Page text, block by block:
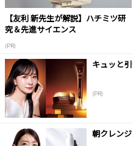
【友利 新先生が解説】ハチミツ研
究＆先進サイエンス
(PR)
キュッと
(PR)
朝クレン